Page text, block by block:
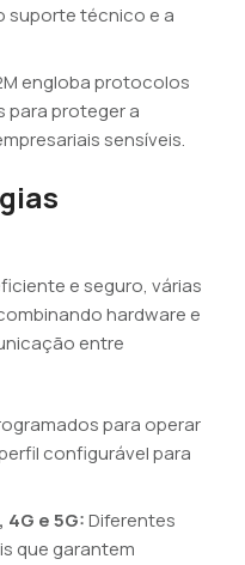
suporte técnico e a
engloba protocolos
para proteger a
sensíveis.
e seguro, várias
hardware e
entre
para operar
configurável para
4G e 5G:Diferentes
que garantem